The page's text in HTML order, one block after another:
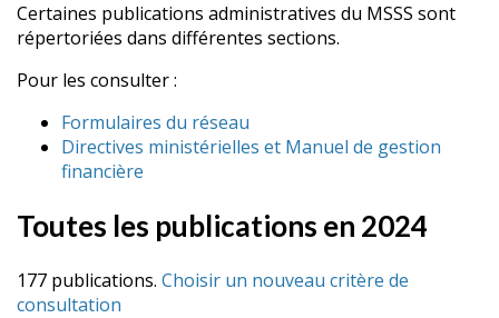
Certaines publications administratives du MSSS sont
répertoriées dans différentes sections.
Pour les consulter :
Formulaires du réseau
Directives ministérielles et Manuel de gestion
financière
Toutes les publications en 2024
177 publications. Choisir un nouveau critère de
consultation